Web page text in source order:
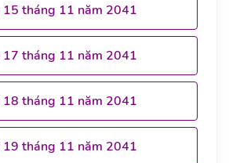
15 tháng 11 năm 2041
17 tháng 11 năm 2041
18 tháng 11 năm 2041
19 tháng 11 năm 2041